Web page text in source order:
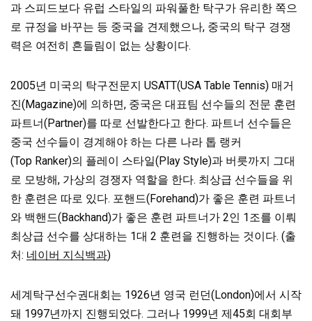
과 스피드보다 유럽 스타일의 파워풀한 탁구가 유리한 쪽으
로 규정을 바꾸는 등 중국을 견제했으나, 중국의 탁구 경쟁
력은 여전히 흔들림이 없는 상황이다.
2005년 미국의 탁구전문지 USATT(USA Table Tennis) 매거
진(Magazine)에 의하면, 중국은 대표팀 선수들의 전문 훈련
파트너(Partner)를 따로 선발한다고 한다. 파트너 선수들은
중국 선수들이 경계해야 하는 다른 나라 톱 랭커
(Top Ranker)의 플레이 스타일(Play Style)과 버릇까지 그대
로 모방해, 가상의 경쟁자 역할을 한다. 최상급 선수들을 위
한 훈련은 따로 있다. 포핸드(Forehand)가 좋은 훈련 파트너
와 백핸드(Backhand)가 좋은 훈련 파트너가 2인 1조를 이뤄
최상급 선수를 상대하는 1대 2 훈련을 진행하는 것이다. (출
처: 네이버 지식백과)
세계탁구선수권대회는 1926년 영국 런던(London)에서 시작
돼 1997년까지 진행되었다. 그러나 1999년 제45회 대회부